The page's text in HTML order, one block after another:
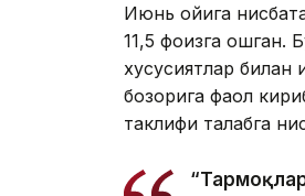
Июнь ойига
11,5 фоизга ошган.
хусусиятлар билан
бозорига фаол
таклифи талабга